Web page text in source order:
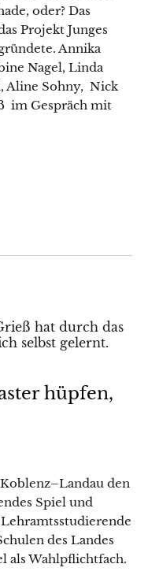
oder? Das
Projekt Junges
Annika
Nagel, Linda
Aline Sohny, Nick
im Gespräch mit
hüpfen,
den
Spiel und
des Landes
als Wahlpflichtfach.